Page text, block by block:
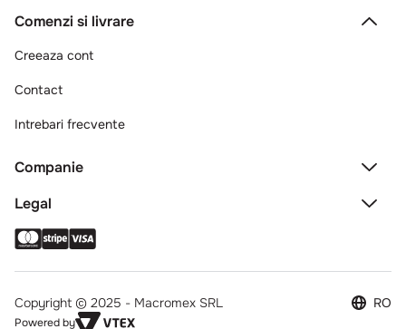
Comenzi si livrare
Creeaza cont
Contact
Intrebari frecvente
Companie
Legal
Copyright © 2025 - Macromex SRL
Powered by
RO